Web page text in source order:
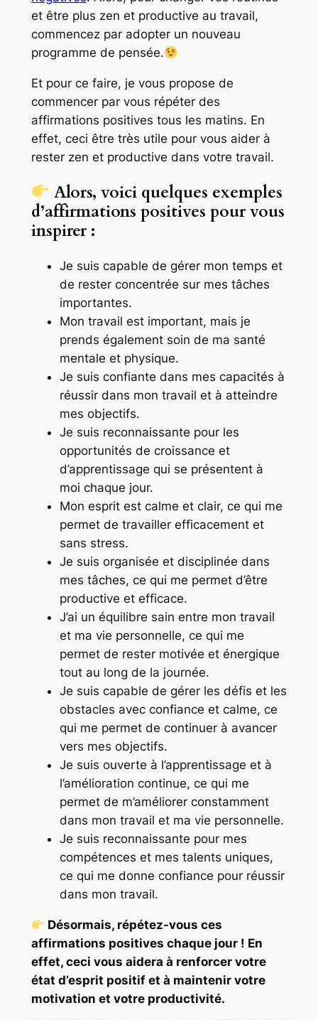
et être plus zen et productive au travail,
commencez par adopter un nouveau
programme de pensée.
Et pour ce faire, je vous propose de
commencer par vous répéter des
affirmations positives tous les matins. En
effet, ceci être très utile pour vous aider à
rester zen et productive dans votre travail.
Alors, voici quelques exemples
d’affirmations positives pour vous
inspirer :
Je suis capable de gérer mon temps et
de rester concentrée sur mes tâches
importantes.
Mon travail est important, mais je
prends également soin de ma santé
mentale et physique.
Je suis confiante dans mes capacités à
réussir dans mon travail et à atteindre
mes objectifs.
Je suis reconnaissante pour les
opportunités de croissance et
d’apprentissage qui se présentent à
moi chaque jour.
Mon esprit est calme et clair, ce qui me
permet de travailler efficacement et
sans stress.
Je suis organisée et disciplinée dans
mes tâches, ce qui me permet d’être
productive et efficace.
J’ai un équilibre sain entre mon travail
et ma vie personnelle, ce qui me
permet de rester motivée et énergique
tout au long de la journée.
Je suis capable de gérer les défis et les
obstacles avec confiance et calme, ce
qui me permet de continuer à avancer
vers mes objectifs.
Je suis ouverte à l’apprentissage et à
l’amélioration continue, ce qui me
permet de m’améliorer constamment
dans mon travail et ma vie personnelle.
Je suis reconnaissante pour mes
compétences et mes talents uniques,
ce qui me donne confiance pour réussir
dans mon travail.
Désormais, répétez-vous ces
affirmations positives chaque jour ! En
effet, ceci vous aidera à renforcer votre
état d’esprit positif et à maintenir votre
motivation et votre productivité.